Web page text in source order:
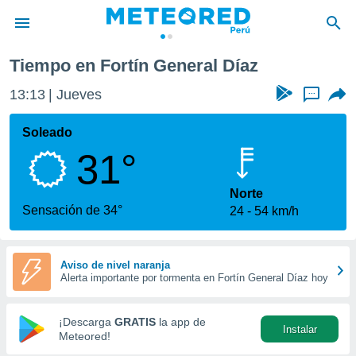
de
ha sido
calidad.
a este
las
y
forma
digital
basada
Tiempo en Fortín General Díaz
13:13 Jueves ...
Soleado
31°
Sensación de 34°
Norte
24
54 km/h
Aviso de nivel naranja
Alerta importante por tormenta en Fortín General Díaz hoy
¡Descarga GRATIS la app de
Meteored!
Instalar